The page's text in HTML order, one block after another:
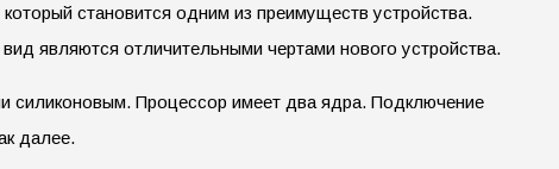
становится одним из преимуществ устройства.
являются отличительными чертами нового устройства.
силиконовым. Процессор имеет два ядра. Подключение
далее.